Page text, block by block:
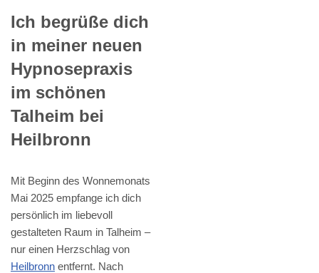
Ich begrüße dich
in meiner neuen
Hypnosepraxis
im schönen
Talheim bei
Heilbronn
Mit Beginn des Wonnemonats
Mai 2025 empfange ich dich
persönlich im liebevoll
gestalteten Raum in Talheim –
nur einen Herzschlag von
Heilbronn entfernt. Nach